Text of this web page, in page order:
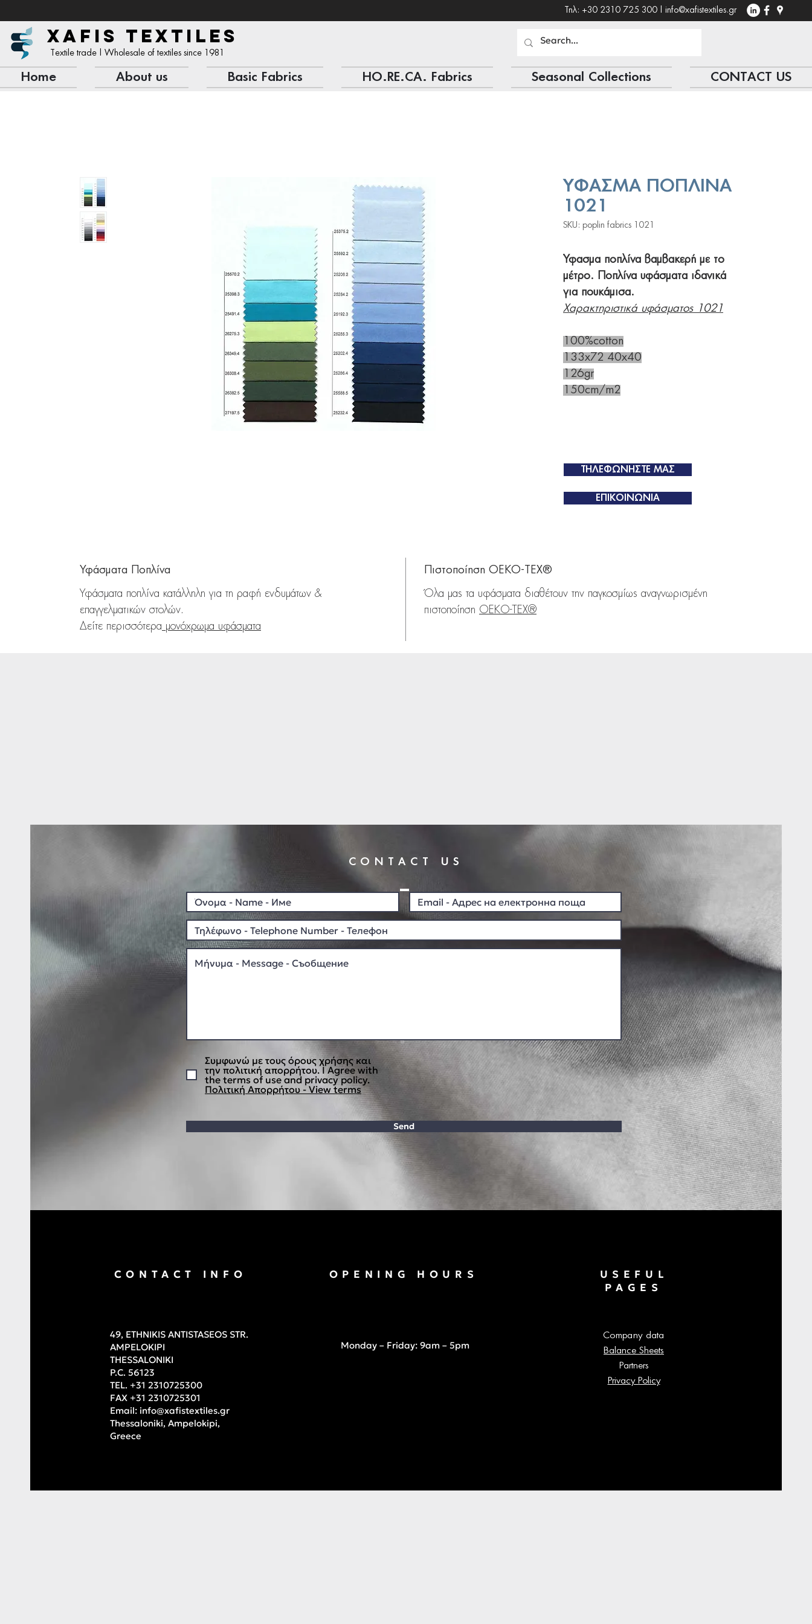
Τηλ: +30 2310 725 300 | info@xafistextiles.gr
XAFIS TEXTILES
Textile trade | Wholesale of textiles since 1981
Home About us Basic Fabrics HO.RE.CA. Fabrics Seasonal Collections CONTACT US
ΥΦΑΣΜΑ ΠΟΠΛΙΝΑ
1021
SKU: poplin fabrics 1021
Ύφασμα ποπλίνα βαμβακερή με το
μέτρο. Ποπλίνα υφάσματα ιδανικά
για πουκάμισα.
Χαρακτηριστικά υφάσματος 1021
100%cotton
133x72 40x40
126gr
150cm/m2
Υφάσματα Ποπλίνα
Υφάσματα ποπλίνα κατάλληλη για τη ραφή ενδυμάτων &
επαγγελματικών στολών.
Δείτε περισσότερα μονόχρωμα υφάσματα
Πιστοποίηση OEKO-TEX®
Όλα μας τα υφάσματα διαθέτουν την παγκοσμίως αναγνωρισμένη
πιστοποίηση OEKO-TEX®
ΕΠΙΚΟΙΝΩΝΙΑ
ΤΗΛΕΦΩΝΗΣΤΕ ΜΑΣ
CONTACT US
Συμφωνώ με τους όρους χρήσης και
την πολιτική απορρήτου. I Agree with
the terms of use and privacy policy.
Πολιτική Απορρήτου - View terms
Send
CONTACT INFO
49, ETHNIKIS ANTISTASEOS STR.
AMPELOKIPI
THESSALONIKI
P.C. 56123
TEL. +31 2310725300
FAX +31 2310725301
Email: info@xafistextiles.gr
Thessaloniki, Ampelokipi,
Greece
OPENING HOURS
Monday – Friday: 9am – 5pm
USEFUL
PAGES
Company data
Balance Sheets
Partners
Privacy Policy